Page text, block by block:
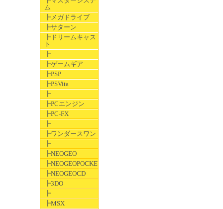
ム
┣メガドライブ
┣サターン
┣ドリームキャス
ト
┣
┣ゲームギア
┣PSP
┣PSVita
┣
┣PCエンジン
┣PC-FX
┣
┣ワンダースワン
┣
┣NEOGEO
┣NEOGEOPOCKET
┣NEOGEOCD
┣3DO
┣
┣MSX